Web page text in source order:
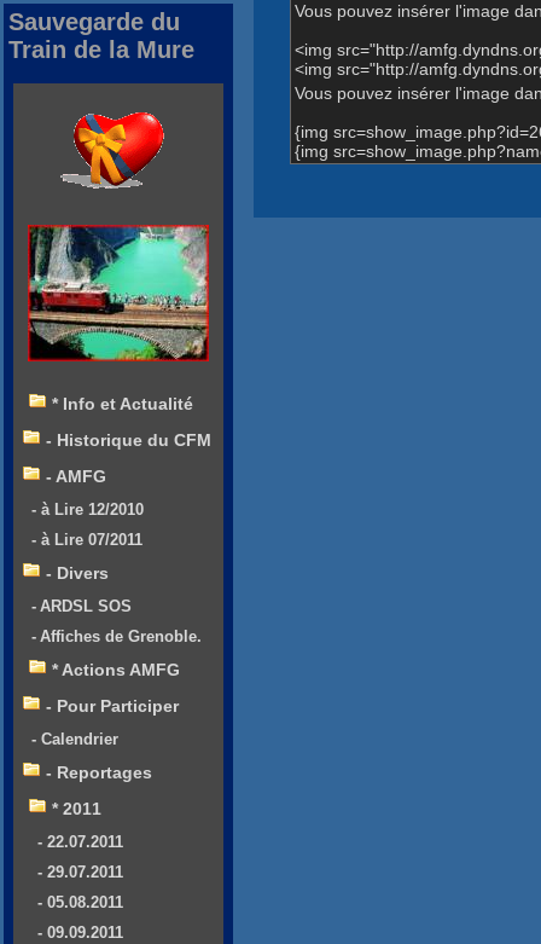
Vous pouvez insérer l'image
<img src="http://
<img src="http://
Vous pouvez insérer l'image
{img
{img
Sauvegarde du
Train de la Mure
* Info et Actualité
- Historique du CFM
- AMFG
- à Lire 12/2010
- à Lire 07/2011
- Divers
- ARDSL SOS
- Affiches de Grenoble.
* Actions AMFG
- Pour Participer
- Calendrier
- Reportages
* 2011
- 22.07.2011
- 29.07.2011
- 05.08.2011
- 09.09.2011